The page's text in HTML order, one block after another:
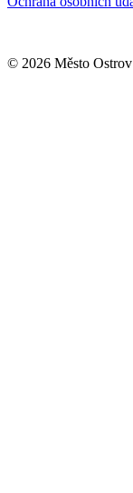
© 2026 Město Ostrov